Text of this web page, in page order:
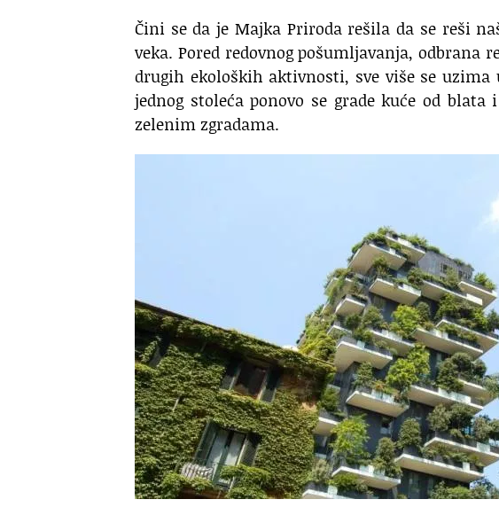
Čini se da je Majka Priroda rešila da se reši
veka. Pored redovnog pošumljavanja, odbrana
drugih ekoloških aktivnosti, sve više se
jednog stoleća ponovo se grade kuće od
zelenim zgradama.